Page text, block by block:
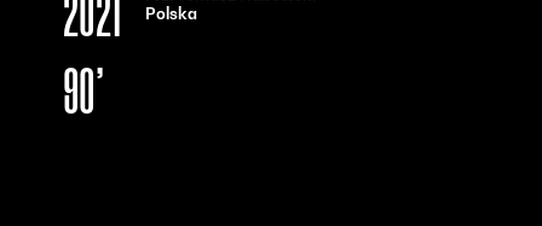
Polska
2021
90’